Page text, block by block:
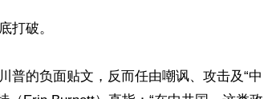
打破。
普的负面贴文，反而任由嘲讽、攻击及“中